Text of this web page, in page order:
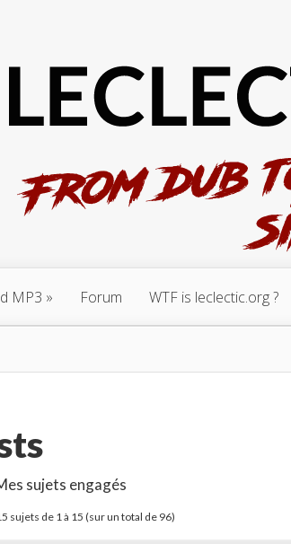
MP3 Forum WTF is leclectic.org ?
sujets engagés
sujets de 1 à 15 (sur un total de 96)